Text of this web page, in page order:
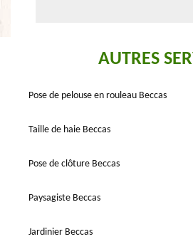
AUTRES
Pose de pelouse en rouleau Beccas
Taille de haie Beccas
Pose de clôture Beccas
Paysagiste Beccas
Jardinier Beccas